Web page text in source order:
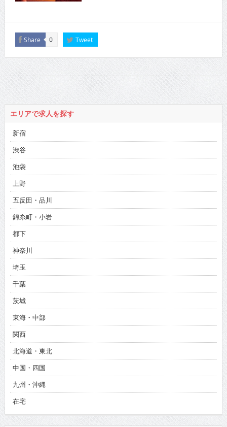
Share 0 Tweet
エリアで求人を探す
新宿
渋谷
池袋
上野
五反田・品川
錦糸町・小岩
都下
神奈川
埼玉
千葉
茨城
東海・中部
関西
北海道・東北
中国・四国
九州・沖縄
在宅